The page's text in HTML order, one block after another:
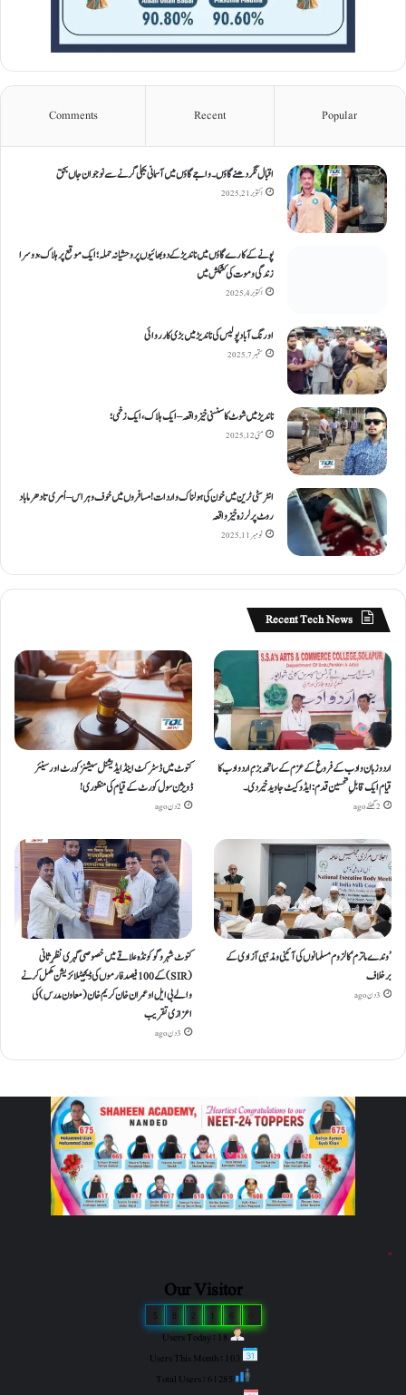
Popular
Recent
Comments
اقبال نگر دھنےگاؤں۔ واجےگاؤں میں آسمانی بجلی گرنے سے نوجوان جاں بحق
اکتوبر 21, 2025
پونے کے کارےگاؤں میں ناندیڑ کے دو بھائیوں پر وحشیانہ حملہ؛ ایک موقع پر ہلاک، دوسرا
زندگی و موت کی کشمکش میں
اکتوبر 4, 2025
اورنگ آباد پولیس کی ناندیڑ میں بڑی کارروائی
ستمبر 7, 2025
ناندیڑ میں شوٹ کا سنسنی خیز واقعہ – ایک ہلاک، ایک زخمی؛
مئی 12, 2025
انٹر سٹی ٹرین میں خون کی ہولناک واردات! مسافروں میں خوف و ہراس – اُمری تا دھرما باد
روٹ پر لرزہ خیز واقعہ
نومبر 11, 2025
Recent Tech News
اردو زبان و ادب کے فروغ کے عزم کے ساتھ بزمِ اردو ادب کا
قیام ایک قابلِ تحسین قدم : ایڈوکیٹ جاوید خیردی۔
2 گھنٹے ago
کنوٹ میں ڈسٹرکٹ اینڈ ایڈیشنل سیشنز کورٹ اور سینئر
ڈویژن سول کورٹ کے قیام کی منظوری!
2 دن ago
’وندے ماترم‘ کا لزوم مسلمانوں کی آئینی ومذہبی آزادی کے
برخلاف
3 دن ago
کنوٹ شہر و گوکونڈہ علاقے میں خصوصی گہری نظرِ ثانی
(SIR) کے 100 فیصد فارموں کی ڈیجیٹلائزیشن مکمل کرنے
والے بی ایل او عمران خان کریم خان (معاون مدرس) کی
اعزازی تقریب
3 دن ago
"
Our Visitor
1
5
Users Today : 18